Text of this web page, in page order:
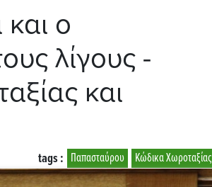
ο
λίγους -
και
Κώδικα Χωροταξίας
Παπασταύρου
tags :